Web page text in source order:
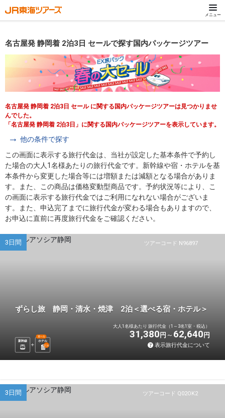
メニュー
名古屋発 静岡着 2泊3日 セールで探す国内パッケージツアー
名古屋発 静岡着 2泊3日 セール に関する国内パッケージツアーは見つかりませ
んでした。
「名古屋発 静岡着 2泊3日」に関する国内パッケージツアーを表示しています。
他の条件で探す
この画面に表示する旅行代金は、当社が設定した基本条件で予約し
た場合の大人1名様あたりの旅行代金です。新幹線や宿・ホテルを基
本条件から変更した場合等には増額または減額となる場合がありま
す。また、この商品は価格変動型商品です。予約状況等により、こ
の画面に表示する旅行代金ではご利用になれない場合がございま
す。また、申込完了までに旅行代金が変わる場合もありますので、
お申込に直前に再度旅行代金をご確認ください。
ツアーコード N96897
3日間
ずらし旅 静岡・清水・焼津 2泊＜選べる宿・ホテル＞
新幹線 ホテル
選べる
2泊
大人1名様あたり 旅行代金（1～3名1室・税込）
31,380円 62,640円
表示旅行代金について
ツアーコード Q02OK2
3日間